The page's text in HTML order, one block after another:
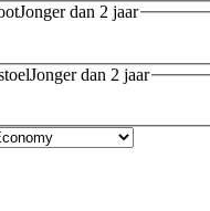
Jonger dan 2 jaar
Jonger dan 2 jaar